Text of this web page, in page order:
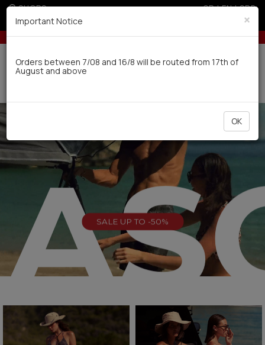
SHOPS GR|EN|SRB
5% off for orders over 250€ for EU & 300€ for
for non EU
Delivery in 7-9 working days via UPS
SALE UP TO -50%
×
Important Notice
Orders between 7/08 and 16/8 will be routed from 17th of
August and above
OK